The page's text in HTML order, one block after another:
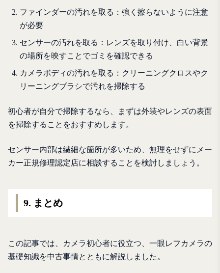
ファインダーの汚れを取る：強く擦らないように注意
が必要
センサーの汚れを取る：レンズを取り付け、白い背景
の場所を映すことでゴミを確認できる
カメラボディの汚れを取る：クリーニングクロスやク
リーニングブラシで汚れを掃除する
初心者が自分で掃除するなら、まずは外装やレンズの表面
を掃除することをおすすめします。
センサー内部は繊細な箇所が多いため、無理をせずにメー
カー正規修理認定店に相談することを検討しましょう。
9. まとめ
この記事では、カメラ初心者に役立つ、一眼レフカメラの
基礎知識を中古事情とともに解説しました。